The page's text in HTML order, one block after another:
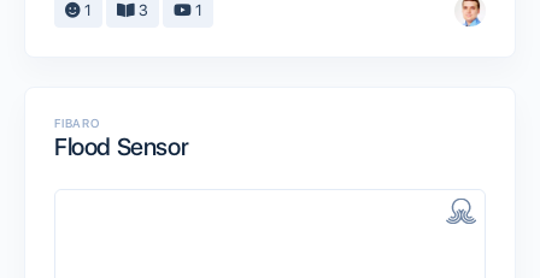
1 3 1
FIBARO
Flood Sensor